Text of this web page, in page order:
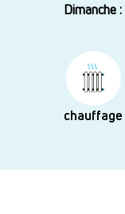
Dimanche :
chauffage